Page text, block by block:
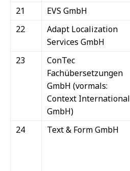
21 EVS GmbH
22
Adapt Localization
Services GmbH
23
ConTec
Fachübersetzungen
GmbH (vormals:
Context International
GmbH)
24 Text & Form GmbH